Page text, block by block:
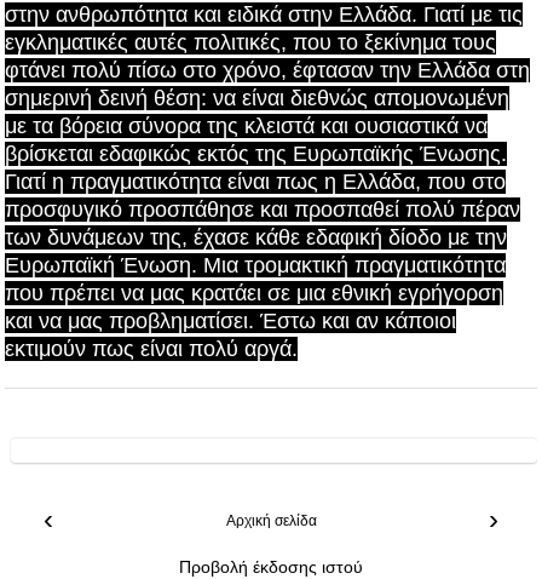
στην ανθρωπότητα και ειδικά στην Ελλάδα. Γιατί με τις
εγκληματικές αυτές πολιτικές, που το ξεκίνημα τους
φτάνει πολύ πίσω στο χρόνο, έφτασαν την Ελλάδα στη
σημερινή δεινή θέση: να είναι διεθνώς απομονωμένη
με τα βόρεια σύνορα της κλειστά και ουσιαστικά να
βρίσκεται εδαφικώς εκτός της Ευρωπαϊκής Ένωσης.
Γιατί η πραγματικότητα είναι πως η Ελλάδα, που στο
προσφυγικό προσπάθησε και προσπαθεί πολύ πέραν
των δυνάμεων της, έχασε κάθε εδαφική δίοδο με την
Ευρωπαϊκή Ένωση. Μια τρομακτική πραγματικότητα
που πρέπει να μας κρατάει σε μια εθνική εγρήγορση
και να μας προβληματίσει. Έστω και αν κάποιοι
εκτιμούν πως είναι πολύ αργά.
‹ ›
Αρχική σελίδα
Προβολή έκδοσης ιστού